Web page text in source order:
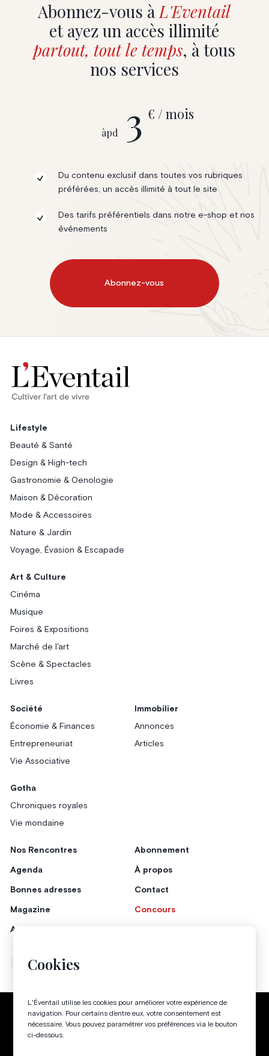
Cookies
L'Éventail utilise les cookies pour améliorer votre expérience de
navigation. Pour certains d’entre eux, votre consentement est
nécessaire. Vous pouvez paramétrer vos préférences via le bouton
ci-dessous.
Abonnez-vous àL'Eventail
et ayez un accès illimité
partout, tout le temps, à tous
nos services
àpd 3 € / mois
Du contenu exclusif dans toutes vos rubriques
préférées, un accès illimité à tout le site
Des tarifs préférentiels dans notre e-shop et nos
événements
Abonnez-vous
Lifestyle
Beauté & Santé
Design & High-tech
Gastronomie & Oenologie
Maison & Décoration
Mode & Accessoires
Nature & Jardin
Voyage, Évasion & Escapade
Art & Culture
Cinéma
Musique
Foires & Expositions
Marché de l'art
Scène & Spectacles
Livres
Société
Économie & Finances
Entrepreneuriat
Vie Associative
Immobilier
Annonces
Articles
Gotha
Chroniques royales
Vie mondaine
Nos Rencontres
Agenda
Bonnes adresses
Magazine
Annonceurs
Abonnement
À propos
Contact
Concours
Instagram
Politique de confidentialité Conditions générales
Gestion des cookies